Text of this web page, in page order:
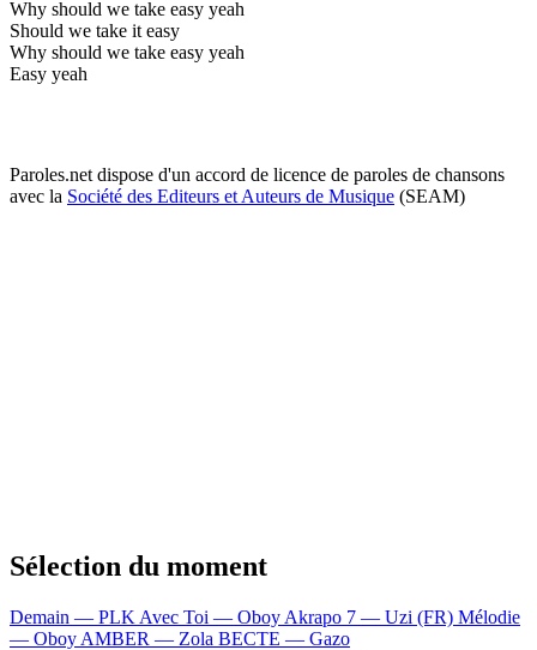
Why should we take easy yeah
Should we take it easy
Why should we take easy yeah
Easy yeah
Paroles.net dispose d'un accord de licence de paroles de chansons
avec la Société des Editeurs et Auteurs de Musique (SEAM)
Sélection du moment
Demain — PLK Avec Toi — Oboy Akrapo 7 — Uzi (FR) Mélodie
— Oboy AMBER — Zola BECTE — Gazo